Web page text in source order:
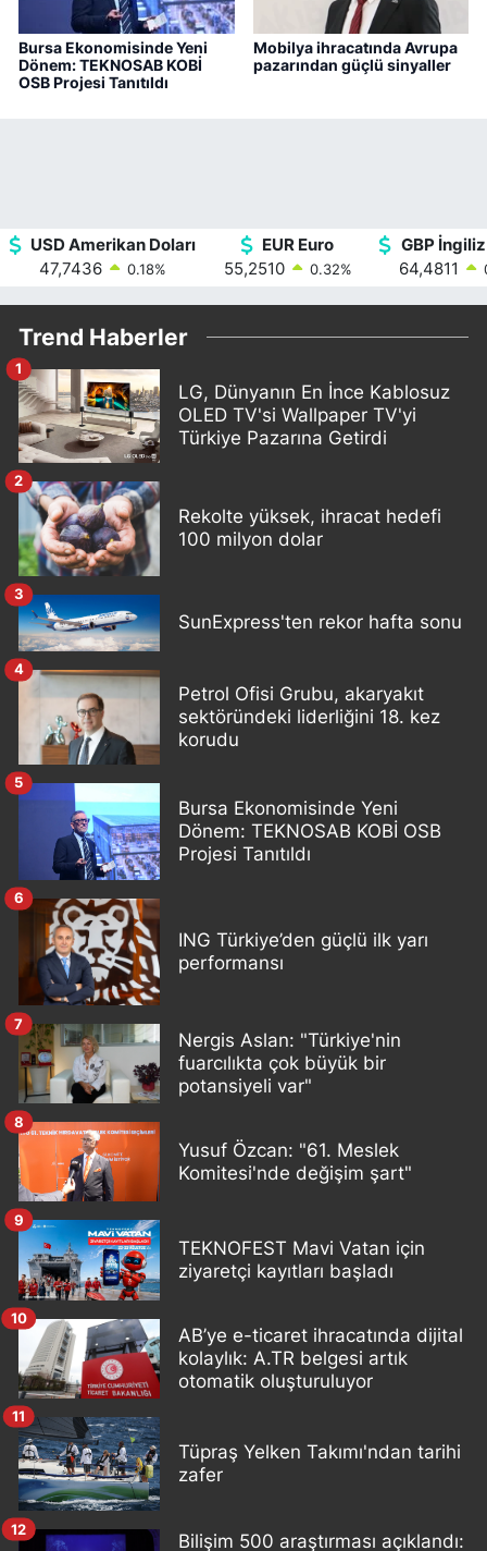
Bursa Ekonomisinde Yeni
Dönem: TEKNOSAB KOBİ
OSB Projesi Tanıtıldı
Mobilya ihracatında Avrupa
pazarından güçlü sinyaller
USD Amerikan Doları
47,7436
0.18%
EUR Euro
55,2510
0.32%
GBP
64,4811
Trend Haberler
LG, Dünyanın En İnce Kablosuz
OLED TV'si Wallpaper TV'yi
Türkiye Pazarına Getirdi
1
Rekolte yüksek, ihracat hedefi
100 milyon dolar
2
SunExpress'ten rekor hafta sonu
3
Petrol Ofisi Grubu, akaryakıt
sektöründeki liderliğini 18. kez
korudu
4
Bursa Ekonomisinde Yeni
Dönem: TEKNOSAB KOBİ OSB
Projesi Tanıtıldı
5
ING Türkiye’den güçlü ilk yarı
performansı
6
Nergis Aslan: "Türkiye'nin
fuarcılıkta çok büyük bir
potansiyeli var"
7
Yusuf Özcan: "61. Meslek
Komitesi'nde değişim şart"
8
TEKNOFEST Mavi Vatan için
ziyaretçi kayıtları başladı
9
AB’ye e-ticaret ihracatında dijital
kolaylık: A.TR belgesi artık
otomatik oluşturuluyor
10
Tüpraş Yelken Takımı'ndan tarihi
zafer
11
Bilişim 500 araştırması açıklandı:
12